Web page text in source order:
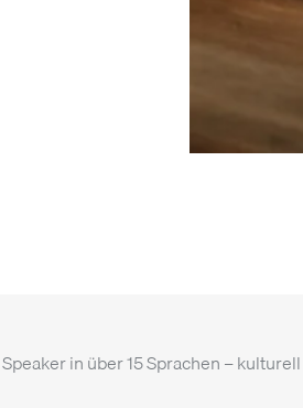
in über 15 Sprachen –